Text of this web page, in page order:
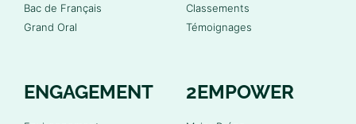
Bac de Français
Grand Oral
Classements
Témoignages
ENGAGEMENT 2EMPOWER